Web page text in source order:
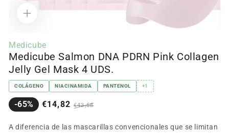
contenido
multimedia
1
en
modal
Medicube
Medicube Salmon DNA PDRN Pink Collagen
Jelly Gel Mask 4 UDS.
COLÁGENO NIACINAMIDA PANTENOL +1
-65%
Precio
oferta
€14,82 Precio
€43,58
A diferencia de las mascarillas convencionales que se limitan